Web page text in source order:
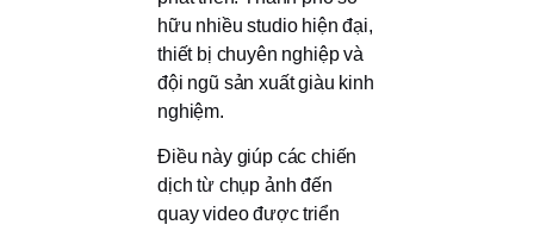
hữu nhiều studio hiện đại,
thiết bị chuyên nghiệp và
đội ngũ sản xuất giàu kinh
nghiệm.
Điều này giúp các chiến
dịch từ chụp ảnh đến
quay video được triển